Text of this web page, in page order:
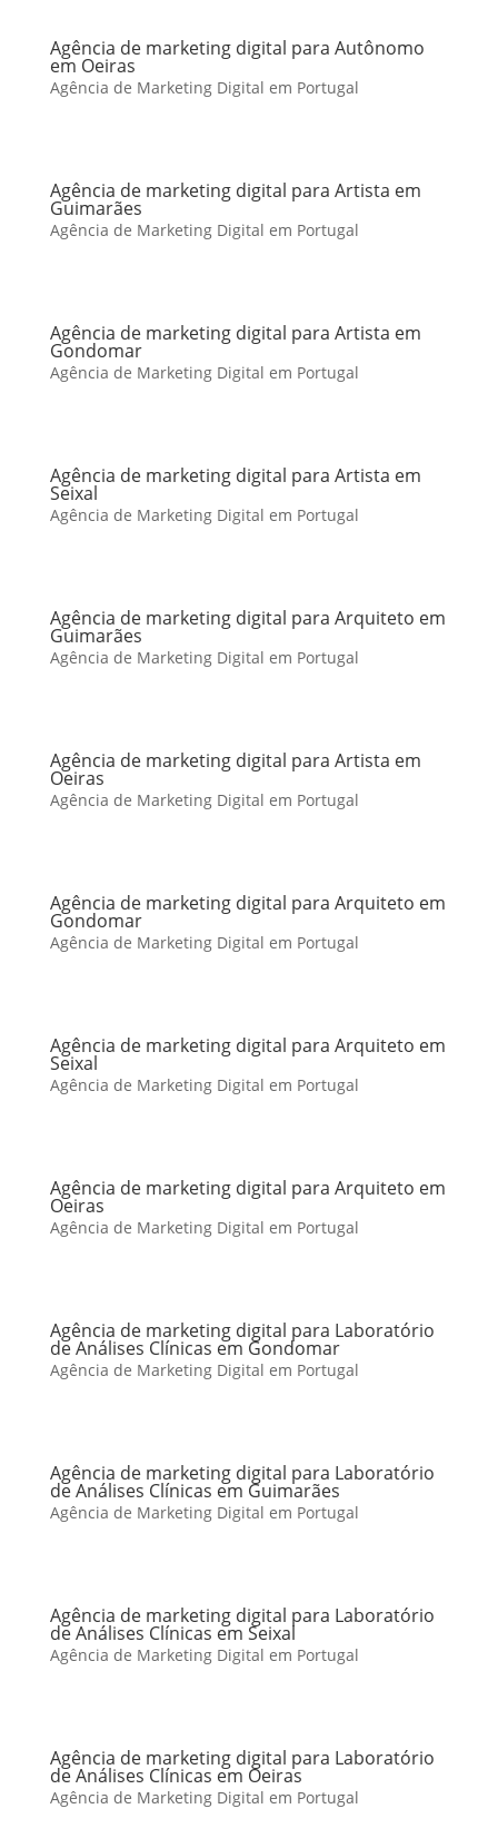
Agência de marketing digital para Autônomo
em Oeiras
Agência de Marketing Digital em Portugal
Agência de marketing digital para Artista em
Guimarães
Agência de Marketing Digital em Portugal
Agência de marketing digital para Artista em
Gondomar
Agência de Marketing Digital em Portugal
Agência de marketing digital para Artista em
Seixal
Agência de Marketing Digital em Portugal
Agência de marketing digital para Arquiteto em
Guimarães
Agência de Marketing Digital em Portugal
Agência de marketing digital para Artista em
Oeiras
Agência de Marketing Digital em Portugal
Agência de marketing digital para Arquiteto em
Gondomar
Agência de Marketing Digital em Portugal
Agência de marketing digital para Arquiteto em
Seixal
Agência de Marketing Digital em Portugal
Agência de marketing digital para Arquiteto em
Oeiras
Agência de Marketing Digital em Portugal
Agência de marketing digital para Laboratório
de Análises Clínicas em Gondomar
Agência de Marketing Digital em Portugal
Agência de marketing digital para Laboratório
de Análises Clínicas em Guimarães
Agência de Marketing Digital em Portugal
Agência de marketing digital para Laboratório
de Análises Clínicas em Seixal
Agência de Marketing Digital em Portugal
Agência de marketing digital para Laboratório
de Análises Clínicas em Oeiras
Agência de Marketing Digital em Portugal